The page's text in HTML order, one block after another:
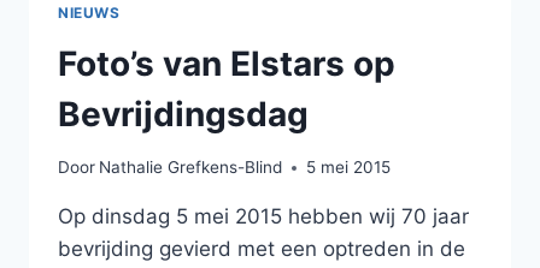
NIEUWS
Foto’s van Elstars op
Bevrijdingsdag
Door Nathalie Grefkens-Blind 5 mei 2015
Op dinsdag 5 mei 2015 hebben wij 70 jaar
bevrijding gevierd met een optreden in de